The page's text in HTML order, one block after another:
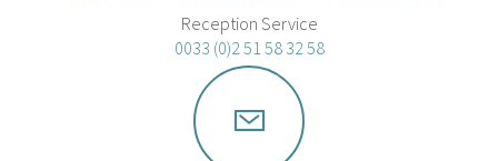
Reception Service
0033 (0)2 51 58 32 58